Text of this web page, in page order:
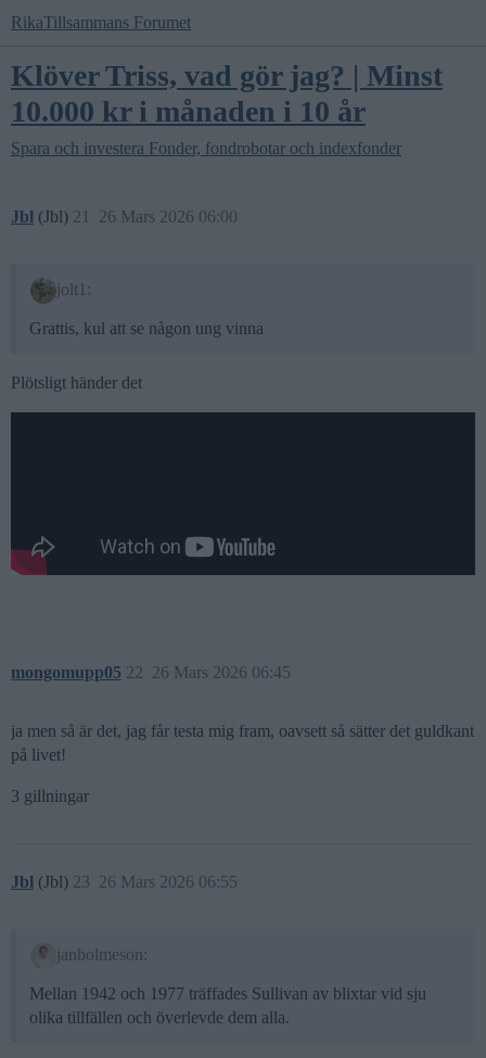
RikaTillsammans Forumet
Klöver Triss, vad gör jag? | Minst
10.000 kr i månaden i 10 år
Spara och investera Fonder, fondrobotar och indexfonder
Jbl (Jbl) 26 Mars 2026 06:00
21
jolt1:
Grattis, kul att se någon ung vinna
Plötsligt händer det
mongomupp05 26 Mars 2026 06:45
22
ja men så är det, jag får testa mig fram, oavsett så sätter det guldkant
på livet!
3 gillningar
Jbl (Jbl) 26 Mars 2026 06:55
23
janbolmeson:
Mellan 1942 och 1977 träffades Sullivan av blixtar vid sju
olika tillfällen och överlevde dem alla.